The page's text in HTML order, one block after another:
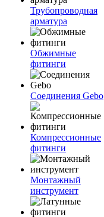
Трубопроводная
арматура
Обжимные
фитинги
Соединения Gebo
Компрессионные
фитинги
Монтажный
инструмент